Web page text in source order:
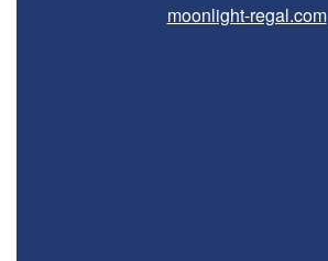
moonlight-regal.com